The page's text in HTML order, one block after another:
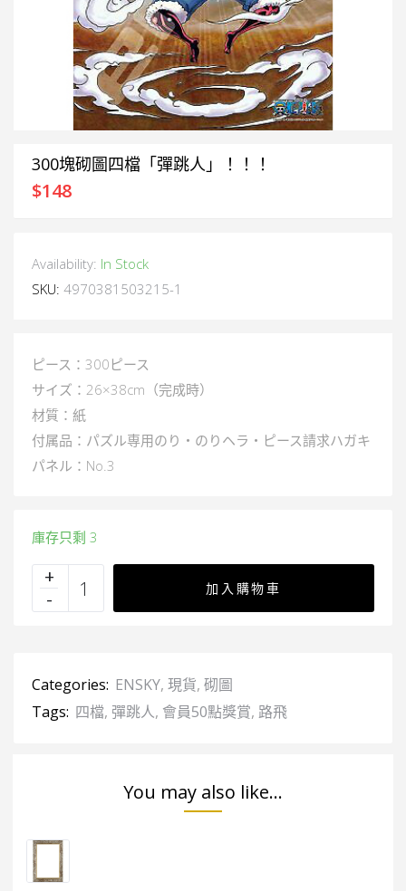
300塊砌圖四檔「彈跳人」！！！
$148
Availability: In Stock
SKU: 4970381503215-1
ピース：300ピース
サイズ：26×38cm（完成時）
材質：紙
付属品：パズル専用のり・のりヘラ・ピース請求ハガキ
パネル：No.3
庫存只剩 3
加入購物車
Categories: ENSKY, 現貨, 砌圖
Tags: 四檔, 彈跳人, 會員50點獎賞, 路飛
You may also like...